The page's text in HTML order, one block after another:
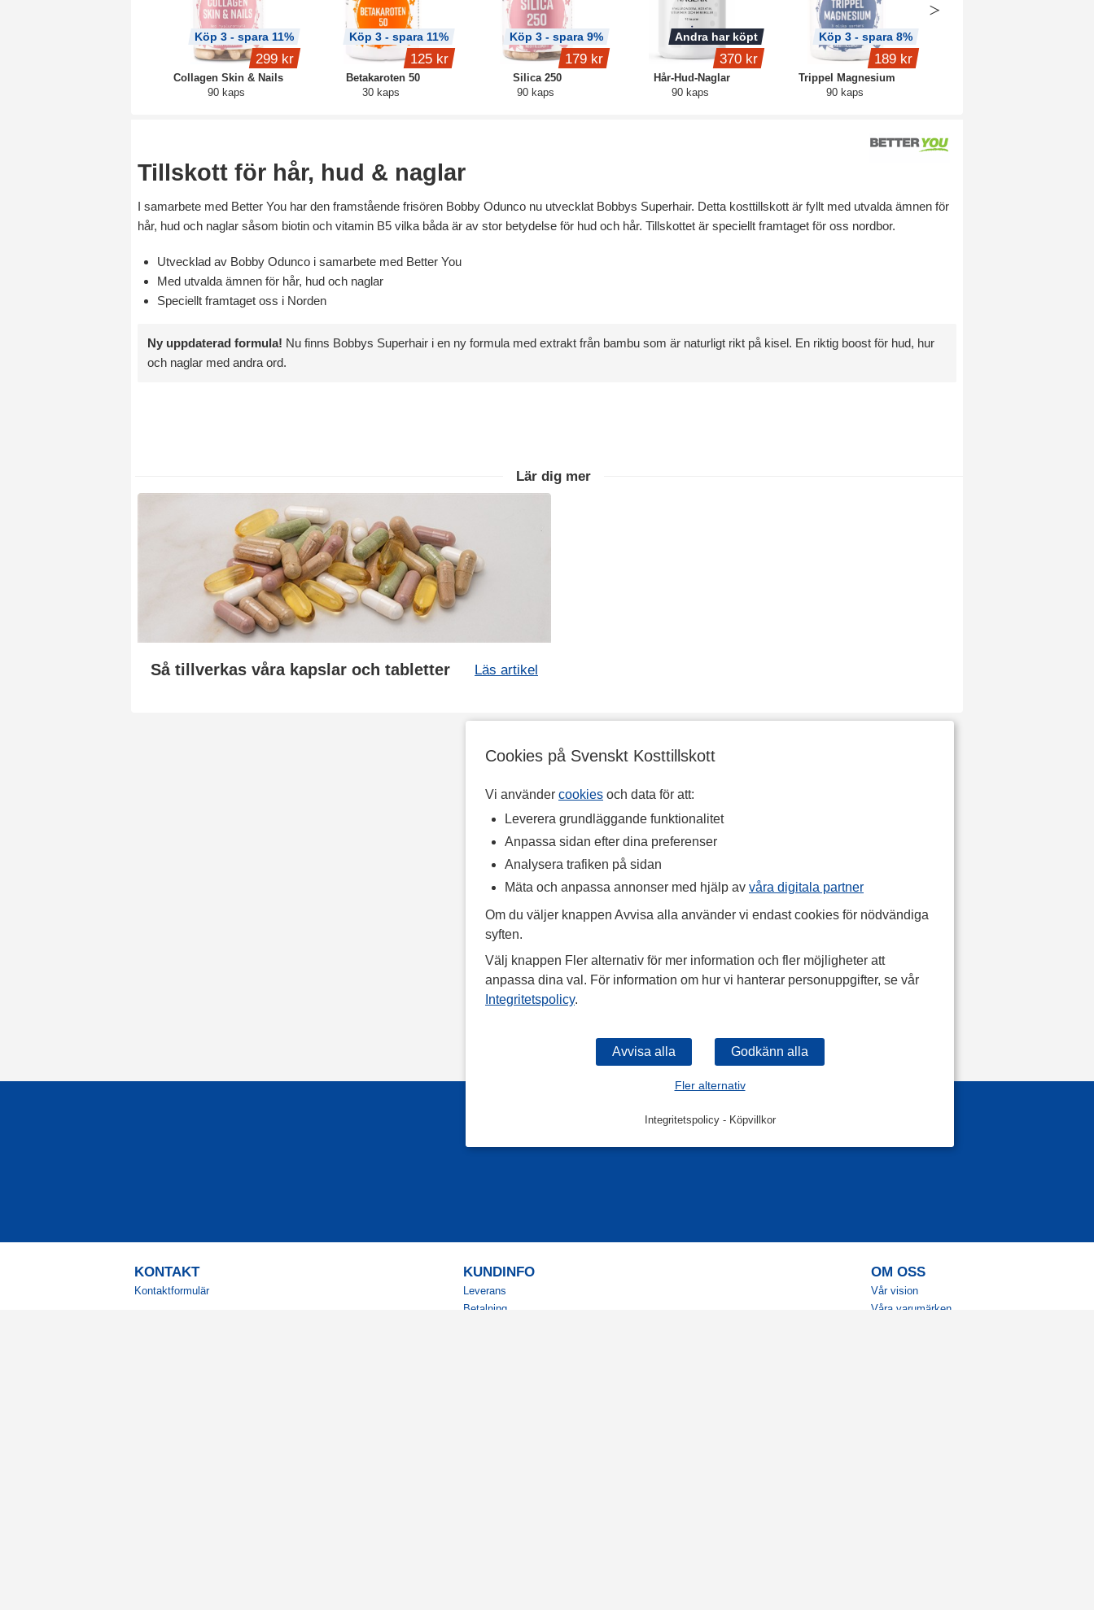
Cookies på Svenskt Kosttillskott
Vi använder cookies och data för att:
Leverera grundläggande funktionalitet
Anpassa sidan efter dina preferenser
Analysera trafiken på sidan
Mäta och anpassa annonser med hjälp av våra digitala partner
Om du väljer knappen Avvisa alla använder vi endast cookies för nödvändiga
syften.
Välj knappen Fler alternativ för mer information och fler möjligheter att
anpassa dina val. För information om hur vi hanterar personuppgifter, se vår
Integritetspolicy.
Fler alternativ
Integritetspolicy- Köpvillkor
Collagen Skin & Nails
90 kaps
Köp 3 - spara 11%
299 kr
Betakaroten 50
30 kaps
Köp 3 - spara 11%
125 kr
Silica 250
90 kaps
Köp 3 - spara 9%
179 kr
Hår-Hud-Naglar
90 kaps
Andra har köpt
370 kr
Trippel Magnesium
90 kaps
Köp 3 - spara 8%
189 kr
Tillskott för hår, hud & naglar
I samarbete med Better You har den framstående frisören Bobby Odunco nu utvecklat Bobbys Superhair. Detta kosttillskott är fyllt med utvalda ämnen för
hår, hud och naglar såsom biotin och vitamin B5 vilka båda är av stor betydelse för hud och hår. Tillskottet är speciellt framtaget för oss nordbor.
Utvecklad av Bobby Odunco i samarbete med Better You
Med utvalda ämnen för hår, hud och naglar
Speciellt framtaget oss i Norden
Ny uppdaterad formula! Nu finns Bobbys Superhair i en ny formula med extrakt från bambu som är naturligt rikt på kisel. En riktig boost för hud, hur
och naglar med andra ord.
Lär dig mer
Så tillverkas våra kapslar och tabletter Läs artikel
KONTAKT
Kontaktformulär
KUNDINFO
Leverans
Betalning
OM OSS
Vår vision
Våra varumärken